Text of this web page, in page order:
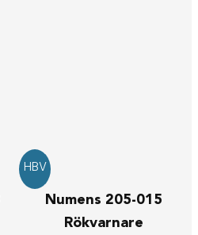
HBV
Numens 205-015
Rökvarnare